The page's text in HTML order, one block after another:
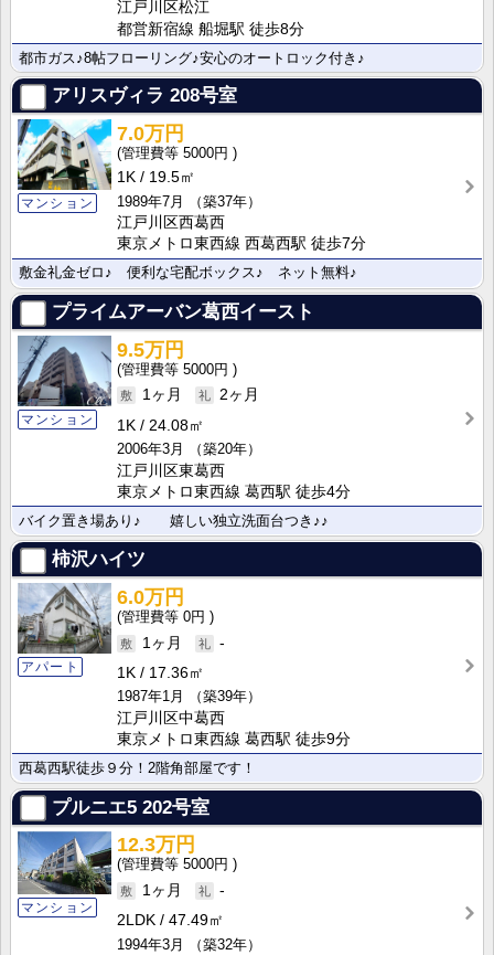
江戸川区松江
都営新宿線 船堀駅 徒歩8分
都市ガス♪8帖フローリング♪安心のオートロック付き♪
アリスヴィラ 208号室
マンション
7.0万円
5000円
1K
19.5㎡
1989年7月
（築37年）
江戸川区西葛西
東京メトロ東西線 西葛西駅 徒歩7分
敷金礼金ゼロ♪ 便利な宅配ボックス♪ ネット無料♪
プライムアーバン葛西イースト
マンション
9.5万円
5000円
1ヶ月
2ヶ月
1K
24.08㎡
2006年3月
（築20年）
江戸川区東葛西
東京メトロ東西線 葛西駅 徒歩4分
バイク置き場あり♪ 嬉しい独立洗面台つき♪♪
柿沢ハイツ
アパート
6.0万円
0円
1ヶ月
-
1K
17.36㎡
1987年1月
（築39年）
江戸川区中葛西
東京メトロ東西線 葛西駅 徒歩9分
西葛西駅徒歩９分！2階角部屋です！
プルニエ5 202号室
マンション
12.3万円
5000円
1ヶ月
-
2LDK
47.49㎡
1994年3月
（築32年）